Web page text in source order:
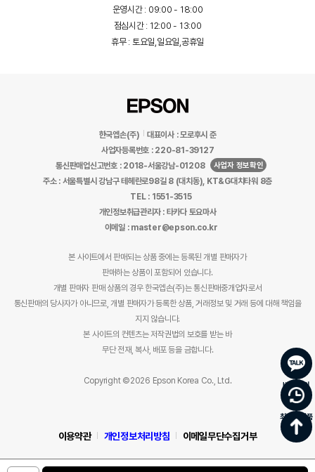
운영시간 : 09:00 - 18:00
점심시간 : 12:00 - 13:00
휴무 : 토요일,일요일,공휴일
한국엡손(주)
대표이사 : 모로후시 준
사업자등록번호 : 220-81-39127
통신판매업신고번호 : 2018-서울강남-01208
사업자 정보확인
주소 : 서울특별시 강남구 테헤란로98길 8 (대치동), KT&G대치타워 8층
TEL : 1551-3515
개인정보취급관리자 : 타카다 토요마사
이메일 : master@epson.co.kr
본 사이트에서 판매되는 상품 중에는 등록된 개별 판매자가
판매하는 상품이 포함되어 있습니다.
개별 판매자 판매 상품의 경우 한국엡손(주)는 통신판매중개업자로서
통신판매의 당사자가 아니므로, 개별 판매자가 등록한 상품, 거래정보 및 거래 등에 대해 책임을
지지 않습니다.
본 사이트의 컨텐츠는 저작권법의 보호를 받는 바
무단 전재, 복사, 배포 등을 금합니다.
Copyright ©2026 Epson Korea Co., Ltd.
이용약관 개인정보처리방침 이메일무단수집거부
바로문의
최근 본 상품